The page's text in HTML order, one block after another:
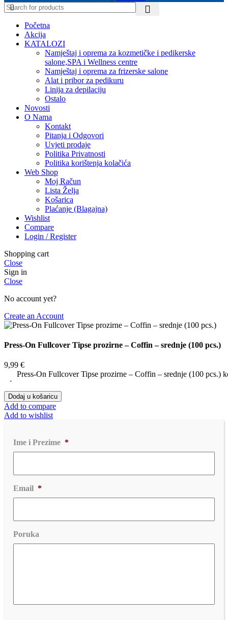
Početna
Akcija
KATALOZI
Namještaj i oprema za kozmetičke i pedikerske
salone,SPA i Wellness centre
Namještaj i oprema za frizerske salone
Alat i pribor za pedikuru
Linija za depilaciju
Ostalo
Novosti
O Nama
Kontakt
Pitanja i Odgovori
Uvjeti prodaje
Politika Privatnosti
Politika korištenja kolačića
Web Shop
Moj Račun
Lista Želja
Košarica
Plaćanje (Blagajna)
Wishlist
Compare
Login / Register
Shopping cart
Close
Sign in
Close
No account yet?
Create an Account
Press-On Fullcover Tipse prozirne – Coffin – srednje (100 pcs.)
9,99 €
Press-On Fullcover Tipse prozirne – Coffin – srednje (100 pcs.)
Dodaj u košaricu
Add to compare
Add to wishlist
Ime i Prezime *
Email *
Poruka